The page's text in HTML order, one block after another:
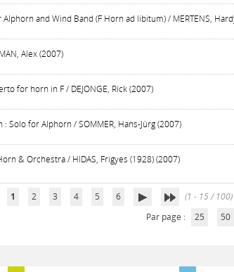
and Wind Band (F Horn ad libitum) / MERTENS,
Alex (2007)
for horn in F / DEJONGE, Rick (2007)
Solo for Alphorn / SOMMER, Hans-Jürg (2007)
& Orchestra / HIDAS, Frigyes (1928) (2007)
1 2 3 4 5 6
(1 - 15 / 100)
Par page :
25 50